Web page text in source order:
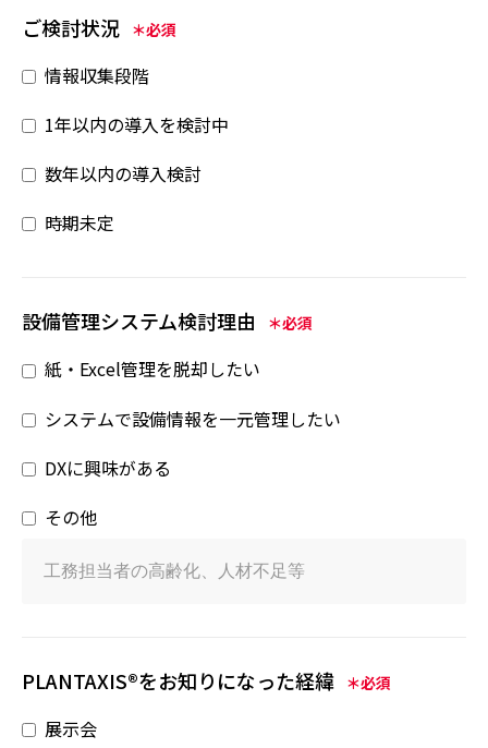
ご検討状況 ＊必須
情報収集段階
1年以内の導入を検討中
数年以内の導入検討
時期未定
設備管理システム検討理由 ＊必須
紙・Excel管理を脱却したい
システムで設備情報を一元管理したい
DXに興味がある
その他
PLANTAXIS®をお知りになった経緯 ＊必須
展示会